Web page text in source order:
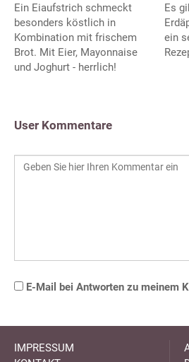
Ein Eiaufstrich schmeckt
besonders köstlich in
Kombination mit frischem
Brot. Mit Eier, Mayonnaise
und Joghurt - herrlich!
Es
ein
User Kommentare
E-Mail bei Antworten zu meinem
IMPRESSUM